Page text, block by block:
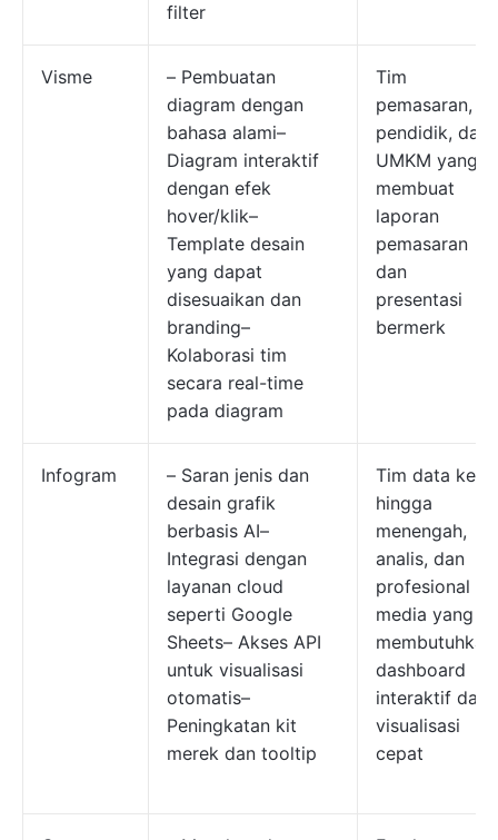
filter
Visme
– Pembuatan
diagram dengan
bahasa alami–
Diagram interaktif
dengan efek
hover/klik–
Template desain
yang dapat
disesuaikan dan
branding–
Kolaborasi tim
secara real-time
pada diagram
Tim
pemasaran,
pendidik, dan
UMKM yang
membuat
laporan
pemasaran
dan
presentasi
bermerk
Infogram
– Saran jenis dan
desain grafik
berbasis AI–
Integrasi dengan
layanan cloud
seperti Google
Sheets– Akses API
untuk visualisasi
otomatis–
Peningkatan kit
merek dan tooltip
Tim data kecil
hingga
menengah,
analis, dan
profesional
media yang
membutuhkan
dashboard
interaktif dan
visualisasi
cepat